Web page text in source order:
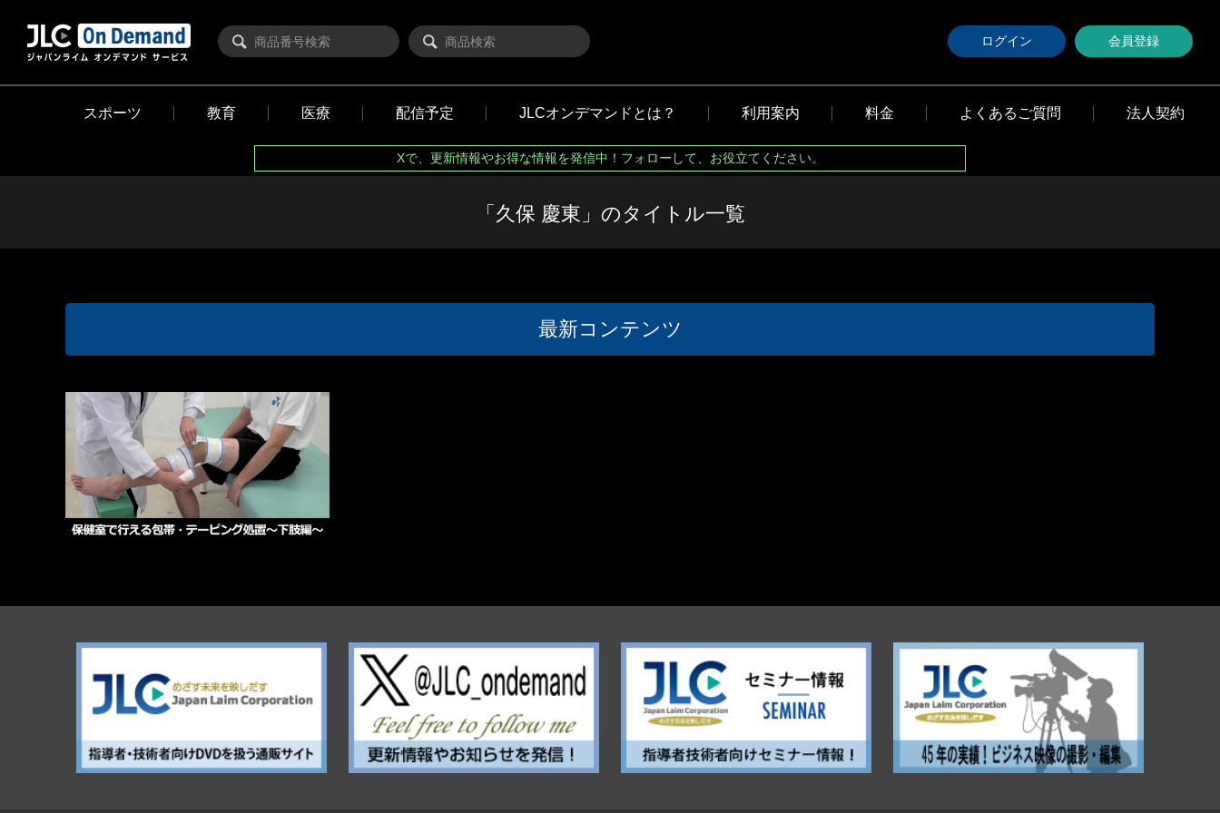
ログイン 会員登録
スポーツ 教育 医療 配信予定 JLCオンデマンドとは？ 利用案内 料金 よくあるご質問 法人契約
Xで、更新情報やお得な情報を発信中！フォローして、お役立てください。
「久保 慶東」のタイトル一覧
最新コンテンツ